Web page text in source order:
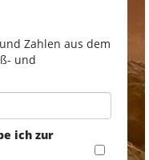
Zahlen aus dem
und
ich zur